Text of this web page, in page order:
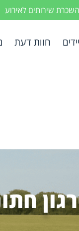
השכרת שירותים לאירוע
חוות דעת